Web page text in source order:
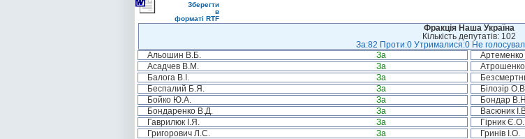
Зберегти
в
форматі RTF
Фракція Наша Україна
Кількість депутатів: 102
За:82 Проти:0 Утрималися:0 Не
Альошин В.Б.
За
Асадчев В.М.
За
Балога В.І.
За
Беспалий Б.Я.
За Білозір
Бойко Ю.А.
За Бондар
Бондаренко В.Д.
За Васюник
Гаврилюк І.Я.
За Гірник Є.О.
Григорович Л.С.
За Гринів І.О.